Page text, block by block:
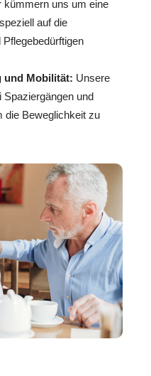
kümmern uns um eine
auf die
und Mobilität: Unsere
Spaziergängen und
die Beweglichkeit zu